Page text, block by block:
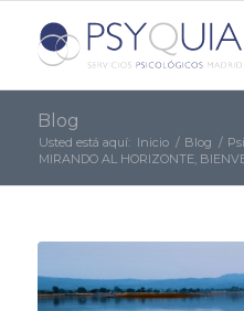
Blog
Usted está aquí: Inicio / Blog /
MIRANDO AL HORIZONTE,